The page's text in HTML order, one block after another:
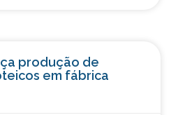
produção de
em fábrica